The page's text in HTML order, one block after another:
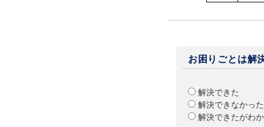
お困りごとは解
解決できた
解決できなかった
解決できたがわ